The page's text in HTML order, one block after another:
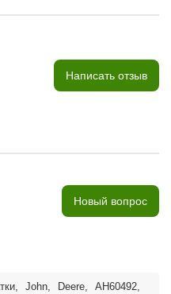
Написать отзыв
Новый вопрос
, John, Deere, AH60492,